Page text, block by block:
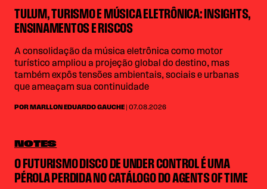
TULUM, TURISMO E MÚSICA ELETRÔNICA: INSIGHTS,
ENSINAMENTOS E RISCOS
A consolidação da música eletrônica como motor
turístico ampliou a projeção global do destino, mas
também expôs tensões ambientais, sociais e urbanas
que ameaçam sua continuidade
POR MARLLON EDUARDO GAUCHE | 07.08.2026
NOTES
O FUTURISMO DISCO DE UNDER CONTROL É UMA
PÉROLA PERDIDA NO CATÁLOGO DO AGENTS OF TIME